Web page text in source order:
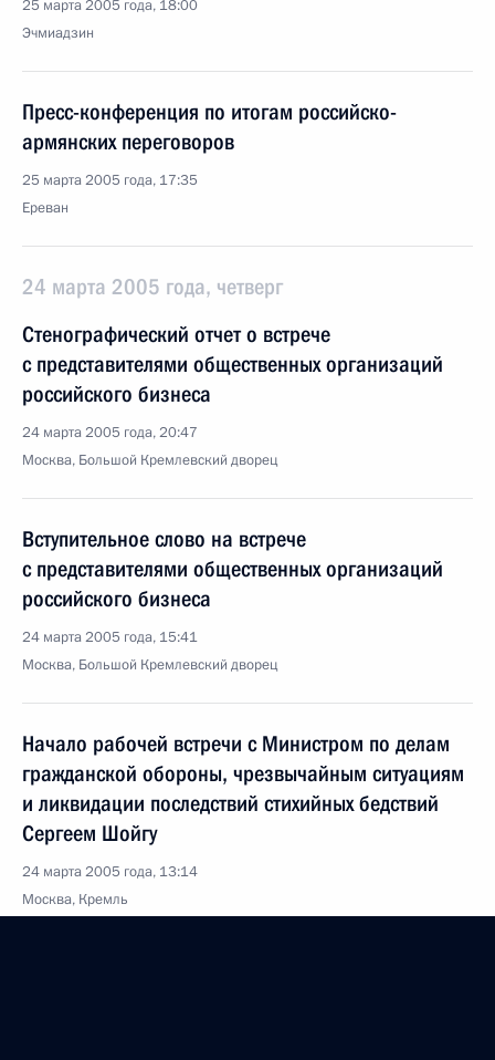
25 марта 2005 года, 18:00
Эчмиадзин
Пресс-конференция по итогам российско-
армянских переговоров
25 марта 2005 года, 17:35
Ереван
24 марта 2005 года, четверг
Стенографический отчет о встрече
с представителями общественных организаций
российского бизнеса
24 марта 2005 года, 20:47
Москва, Большой Кремлевский дворец
Вступительное слово на встрече
с представителями общественных организаций
российского бизнеса
24 марта 2005 года, 15:41
Москва, Большой Кремлевский дворец
Начало рабочей встречи с Министром по делам
гражданской обороны, чрезвычайным ситуациям
и ликвидации последствий стихийных бедствий
Сергеем Шойгу
24 марта 2005 года, 13:14
Москва, Кремль